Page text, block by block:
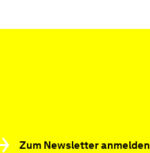
Zum Newsletter anmelden